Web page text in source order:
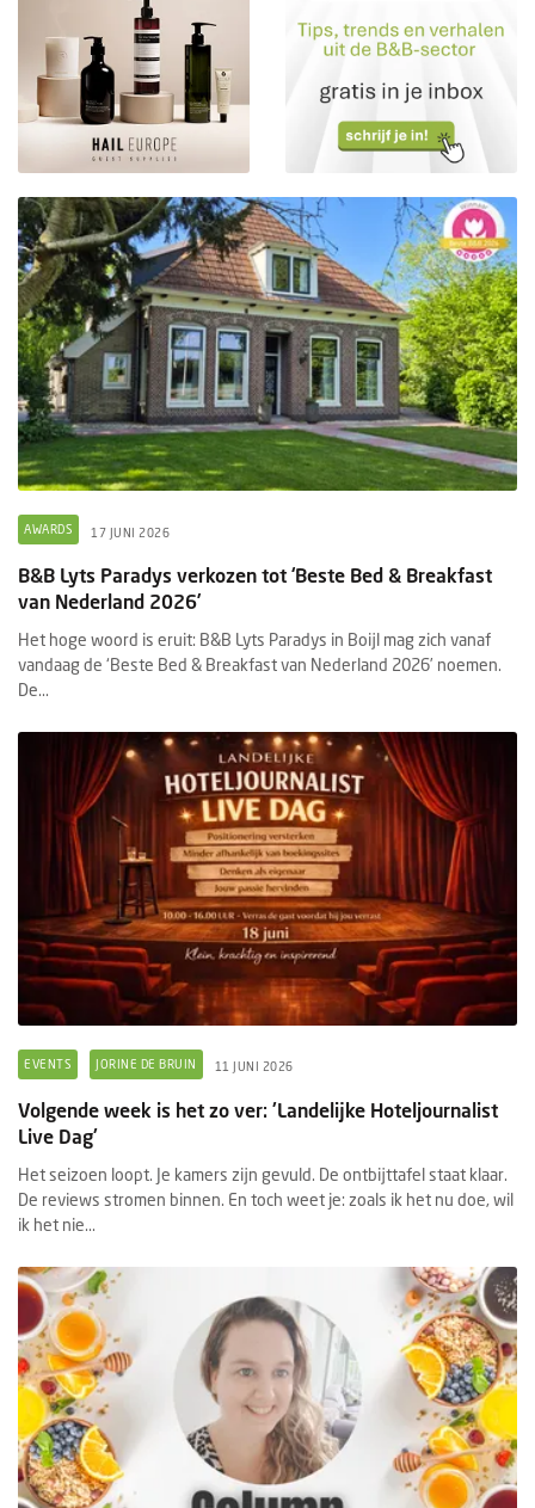
AWARDS 17 JUNI 2026
B&B Lyts Paradys verkozen tot ‘Beste Bed & Breakfast
van Nederland 2026’
Het hoge woord is eruit: B&B Lyts Paradys in Boijl mag zich vanaf
vandaag de ‘Beste Bed & Breakfast van Nederland 2026’ noemen.
De...
EVENTS JORINE DE BRUIN 11 JUNI 2026
Volgende week is het zo ver: 'Landelijke Hoteljournalist
Live Dag'
Het seizoen loopt. Je kamers zijn gevuld. De ontbijttafel staat klaar.
De reviews stromen binnen. En toch weet je: zoals ik het nu doe, wil
ik het nie...